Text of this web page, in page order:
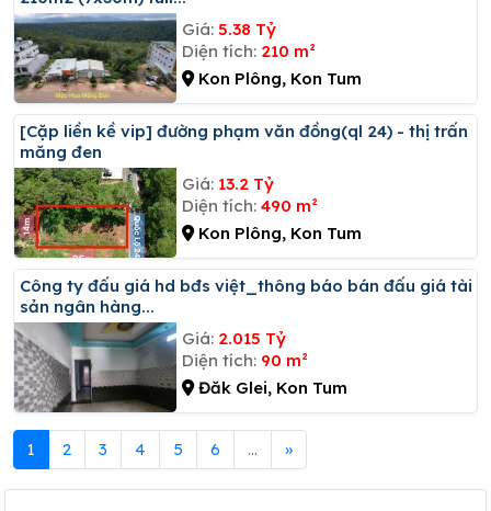
Giá: 5.38 Tỷ
Diện tích: 210 m²
Kon Plông, Kon Tum
[cặp liền kề vip] đường phạm văn đồng(ql 24) - thị trấn
măng đen
Giá: 13.2 Tỷ
Diện tích: 490 m²
Kon Plông, Kon Tum
Công ty đấu giá hd bđs việt_thông báo bán đấu giá tài
sản ngân hàng...
Giá: 2.015 Tỷ
Diện tích: 90 m²
Đăk Glei, Kon Tum
1 2 3 4 5 6 ... »